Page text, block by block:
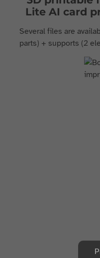
Lite AI card
Several files are
parts) + supports (2